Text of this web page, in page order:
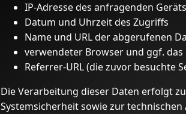
IP-Adresse des anfragenden Geräts
Datum und Uhrzeit des Zugriffs
Name und URL der abgerufenen
verwendeter Browser und ggf.
Referrer-URL (die zuvor besuchte
Die Verarbeitung dieser Daten erfolgt
Systemsicherheit sowie zur